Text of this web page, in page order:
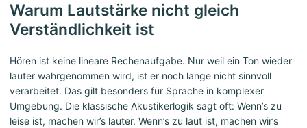
Warum Lautstärke nicht gleich
Verständlichkeit ist
Hören ist keine lineare Rechenaufgabe. Nur weil ein Ton wieder
lauter wahrgenommen wird, ist er noch lange nicht sinnvoll
verarbeitet. Das gilt besonders für Sprache in komplexer
Umgebung. Die klassische Akustikerlogik sagt oft: Wenn’s zu
leise ist, machen wir’s lauter. Wenn’s zu laut ist, machen wir’s